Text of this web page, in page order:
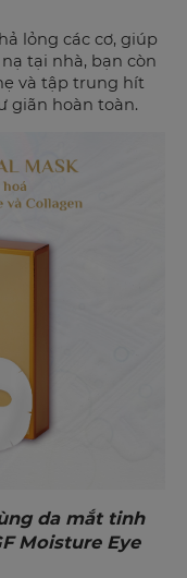
lỏng các cơ, giúp
tại nhà, bạn còn
và tập trung hít
giãn hoàn toàn.
da mắt tinh
Moisture Eye